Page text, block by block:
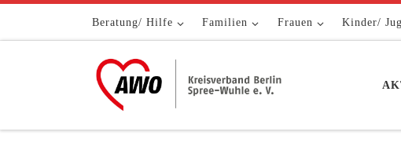
Zum Inhalt springenBeratung/ Hilfe Familien Frauen Kinder/